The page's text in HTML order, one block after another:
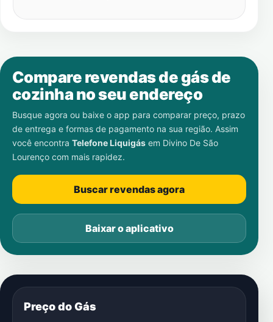
Compare revendas de gás de
cozinha no seu endereço
Busque agora ou baixe o app para comparar preço, prazo
de entrega e formas de pagamento na sua região. Assim
você encontra Telefone Liquigás em Divino De São
Lourenço com mais rapidez.
Buscar revendas agora
Baixar o aplicativo
Preço do Gás